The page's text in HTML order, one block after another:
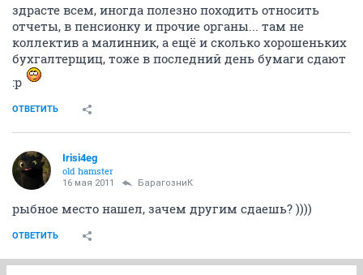
здрасте всем, иногда полезно походить относить
отчеты, в пенсионку и прочие органы... там не
коллектив а малинник, а ещё и сколько хорошеньких
бухгалтерщиц, тоже в последний день бумаги сдают
:p
ОТВЕТИТЬ
Irisi4eg
old hamster
16 мая 2011 БарагозниК
рыбное место нашел, зачем другим сдаешь? ))))
ОТВЕТИТЬ